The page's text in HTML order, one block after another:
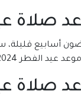
عيد الفطر
2024 في فلسطين، بعد استطلاع هلال شهر شوال.
عيد الفطر